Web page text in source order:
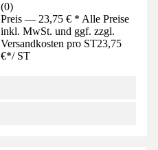
(0)
Preis — 23,75 € * Alle Preise
inkl. MwSt. und ggf. zzgl.
Versandkosten pro ST23,75
€*/ ST